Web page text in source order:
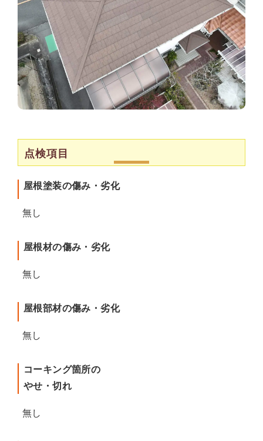
点検項目
屋根塗装の傷み・劣化
無し
屋根材の傷み・劣化
無し
屋根部材の傷み・劣化
無し
コーキング箇所の
やせ・切れ
無し